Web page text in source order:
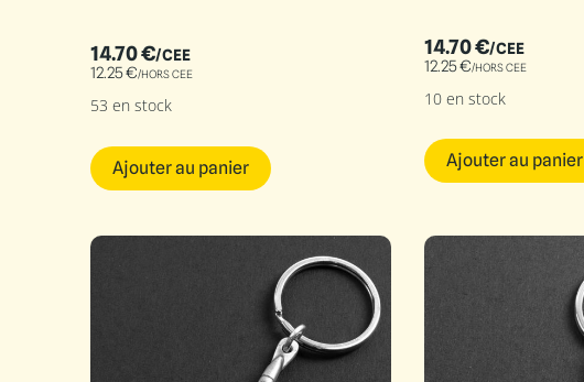
14.70€/CEE
12.25€/HORS CEE
53 en stock
Ajouter au panier
14.70€/CEE
12.25€/HORS CEE
10 en stock
Ajouter au panier